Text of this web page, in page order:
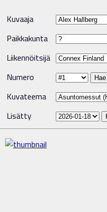
Kuvaaja
Paikkakunta
Liikennöitsijä
Numero
Kuvateema
Lisätty